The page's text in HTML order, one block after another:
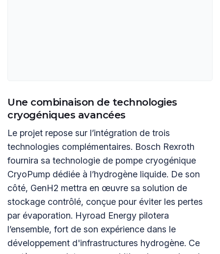
Une combinaison de technologies
cryogéniques avancées
Le projet repose sur l’intégration de trois
technologies complémentaires. Bosch Rexroth
fournira sa technologie de pompe cryogénique
CryoPump dédiée à l’hydrogène liquide. De son
côté, GenH2 mettra en œuvre sa solution de
stockage contrôlé, conçue pour éviter les pertes
par évaporation. Hyroad Energy pilotera
l’ensemble, fort de son expérience dans le
développement d'infrastructures hydrogène. Ce